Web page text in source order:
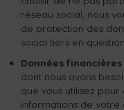
réseau social, nous
de protection des
social tiers en question.
Données
dont nous avons
que vous utilisez
informations de